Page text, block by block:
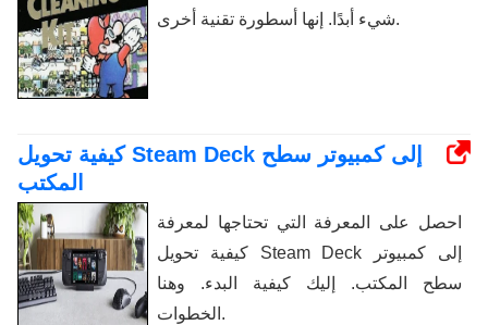
شيء أبدًا. إنها أسطورة تقنية أخرى.
كيفية تحويل Steam Deck إلى كمبيوتر سطح
المكتب
احصل على المعرفة التي تحتاجها لمعرفة
كيفية تحويل Steam Deck إلى كمبيوتر
سطح المكتب. إليك كيفية البدء. وهنا
الخطوات.